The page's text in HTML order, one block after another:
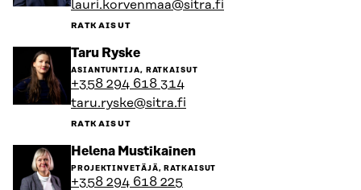
lauri.korvenmaa@sitra.fi
RATKAISUT
Taru RyskeSiirry
henkilön
sivulle
ASIANTUNTIJA, RATKAISUT
+358 294 618 314
taru.ryske@sitra.fi
RATKAISUT
Helena MustikainenSiirry
henkilön
PROJEKTINVETÄJÄ, RATKAISUT
+358 294 618 225